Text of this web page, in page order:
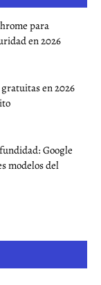
para
en 2026
en 2026
Google
modelos del